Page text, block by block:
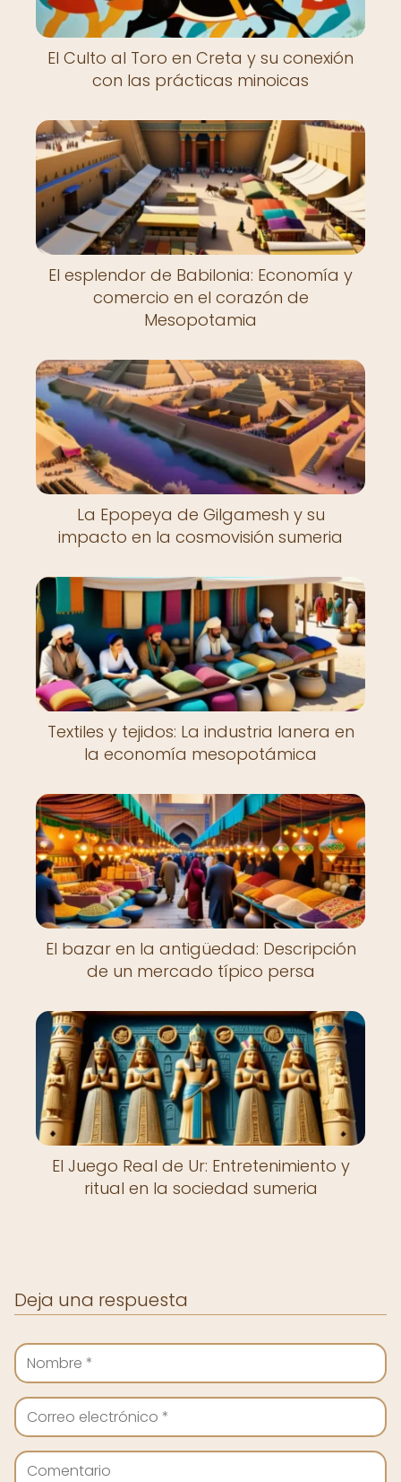
El Culto al Toro en Creta y su conexión
con las prácticas minoicas
El esplendor de Babilonia: Economía y
comercio en el corazón de
Mesopotamia
La Epopeya de Gilgamesh y su
impacto en la cosmovisión sumeria
Textiles y tejidos: La industria lanera en
la economía mesopotámica
El bazar en la antigüedad: Descripción
de un mercado típico persa
El Juego Real de Ur: Entretenimiento y
ritual en la sociedad sumeria
Deja una respuesta